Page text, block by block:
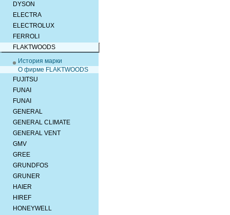
DYSON
ELECTRA
ELECTROLUX
FERROLI
FLAKTWOODS
История марки
О фирме FLAKTWOODS
FUJITSU
FUNAI
FUNAI
GENERAL
GENERAL CLIMATE
GENERAL VENT
GMV
GREE
GRUNDFOS
GRUNER
HAIER
HIREF
HONEYWELL